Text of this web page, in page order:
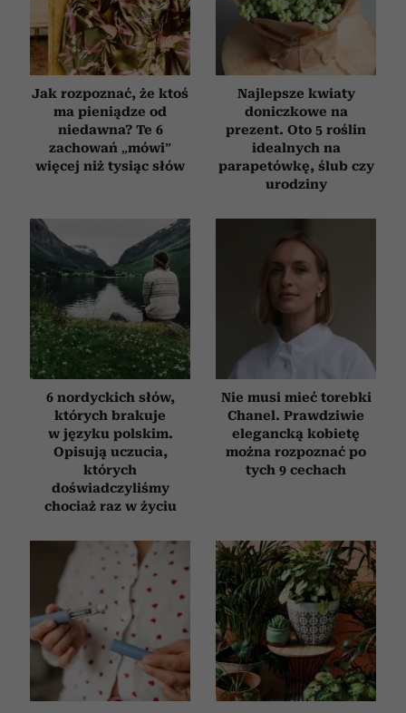
Jak rozpoznać, że ktoś
ma pieniądze od
niedawna? Te 6
zachowań „mówi”
więcej niż tysiąc słów
Najlepsze kwiaty
doniczkowe na
prezent. Oto 5 roślin
idealnych na
parapetówkę, ślub czy
urodziny
6 nordyckich słów,
których brakuje
w języku polskim.
Opisują uczucia,
których
doświadczyliśmy
chociaż raz w życiu
Nie musi mieć torebki
Chanel. Prawdziwie
elegancką kobietę
można rozpoznać po
tych 9 cechach